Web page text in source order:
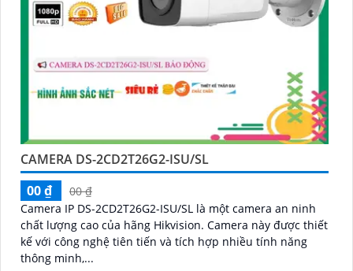
CAMERA DS-2CD2T26G2-ISU/SL
00 ₫
00 ₫
Camera IP DS-2CD2T26G2-ISU/SL là một camera an ninh
chất lượng cao của hãng Hikvision. Camera này được thiết
kế với công nghệ tiên tiến và tích hợp nhiều tính năng
thông minh,...